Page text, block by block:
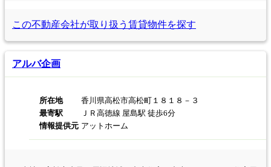
この不動産会社が取り扱う 賃貸物件を探す
アルバ企画
所在地
香川県高松市高松町１８１８－３
最寄駅
ＪＲ高徳線 屋島駅 徒歩6分
情報提供元 アットホーム